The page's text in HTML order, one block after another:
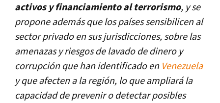
activos y financiamiento al terrorismo, y se
propone además que los paí­ses sensibilicen al
sector privado en sus jurisdicciones, sobre las
amenazas y riesgos de lavado de dinero y
corrupción que han identificado en Venezuela
y que afecten a la región, lo que ampliará la
capacidad de prevenir o detectar posibles